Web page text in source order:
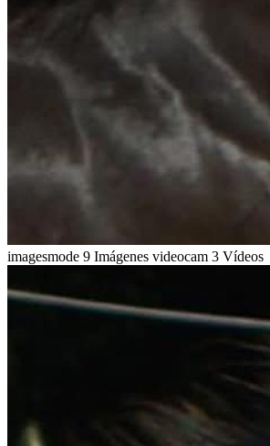
imagesmode 9 Imágenes videocam 3 Vídeos